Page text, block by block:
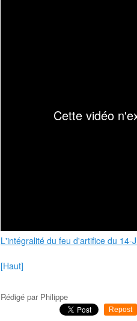
L'intégralité du feu d'artifice du 14-
[Haut]
Rédigé par Philippe
Repost